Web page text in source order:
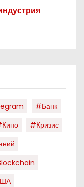
#банк
#кризис